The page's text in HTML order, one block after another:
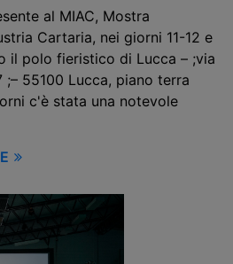
al MIAC, Mostra
Cartaria, nei giorni 11-12 e
il polo fieristico di Lucca – ;via
;– 55100 Lucca, piano terra
c'è stata una notevole